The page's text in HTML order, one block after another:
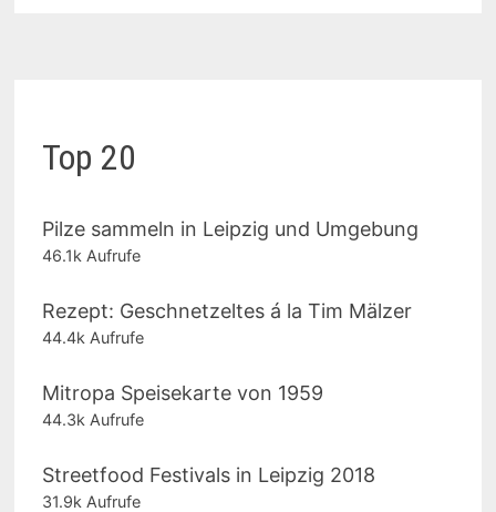
Top 20
Pilze sammeln in Leipzig und Umgebung
46.1k Aufrufe
Rezept: Geschnetzeltes á la Tim Mälzer
44.4k Aufrufe
Mitropa Speisekarte von 1959
44.3k Aufrufe
Streetfood Festivals in Leipzig 2018
31.9k Aufrufe